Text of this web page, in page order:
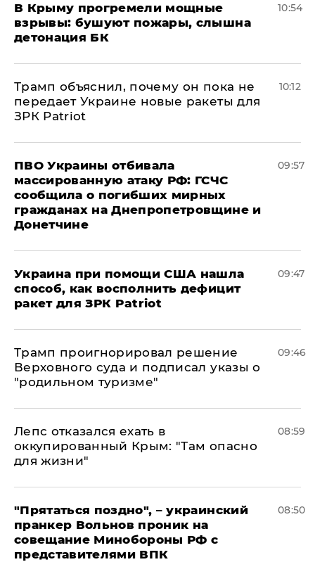
В Крыму прогремели мощные
взрывы: бушуют пожары, слышна
детонация БК
10:54
Трамп объяснил, почему он пока не
передает Украине новые ракеты для
ЗРК Patriot
10:12
ПВО Украины отбивала
массированную атаку РФ: ГСЧС
сообщила о погибших мирных
гражданах на Днепропетровщине и
Донетчине
09:57
Украина при помощи США нашла
способ, как восполнить дефицит
ракет для ЗРК Patriot
09:47
Трамп проигнорировал решение
Верховного суда и подписал указы о
"родильном туризме"
09:46
Лепс отказался ехать в
оккупированный Крым: "Там опасно
для жизни"
08:59
"Прятаться поздно", – украинский
пранкер Вольнов проник на
совещание Минобороны РФ с
представителями ВПК
08:50